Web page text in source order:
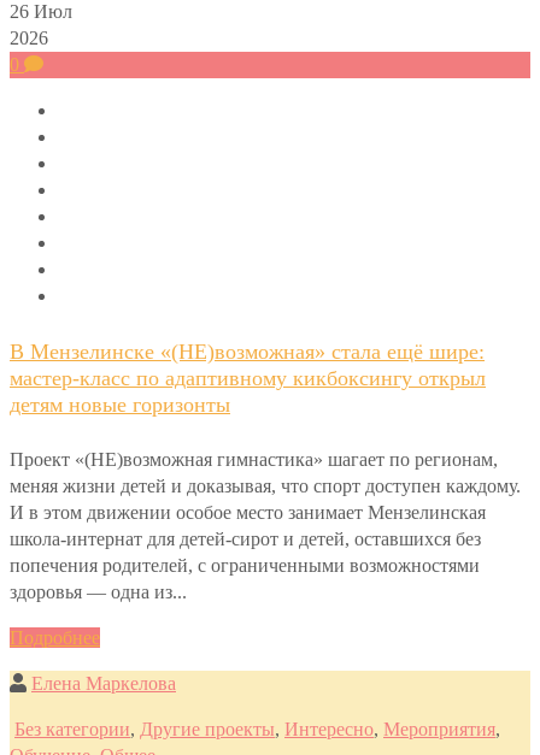
26 Июл
2026
0
В Мензелинске «(НЕ)возможная» стала ещё шире:
мастер-класс по адаптивному кикбоксингу открыл
детям новые горизонты
Проект «(НЕ)возможная гимнастика» шагает по регионам,
меняя жизни детей и доказывая, что спорт доступен каждому.
И в этом движении особое место занимает Мензелинская
школа-интернат для детей-сирот и детей, оставшихся без
попечения родителей, с ограниченными возможностями
здоровья — одна из...
Подробнее
Елена Маркелова
Без категории, Другие проекты, Интересно, Мероприятия,